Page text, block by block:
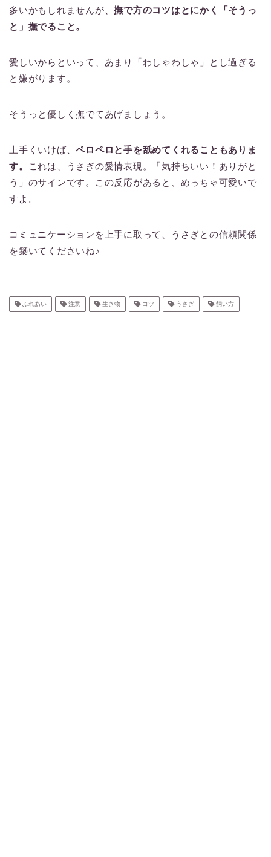
多いかもしれませんが、撫で方のコツはとにかく「そうっ
と」撫でること。
愛しいからといって、あまり「わしゃわしゃ」とし過ぎる
と嫌がります。
そうっと優しく撫でてあげましょう。
上手くいけば、ペロペロと手を舐めてくれることもありま
す。
これは、うさぎの愛情表現。「気持ちいい！ありがと
う」のサインです。この反応があると、めっちゃ可愛いで
すよ。
コミュニケーションを上手に取って、うさぎとの信頼関係
を築いてくださいね♪
ふれあい 注意 生き物 コツ うさぎ 飼い方